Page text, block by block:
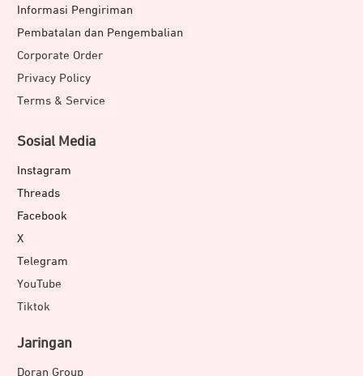
Informasi Pengiriman
Pembatalan dan Pengembalian
Corporate Order
Privacy Policy
Terms & Service
Sosial Media
Instagram
Threads
Facebook
X
Telegram
YouTube
Tiktok
Jaringan
Doran Group